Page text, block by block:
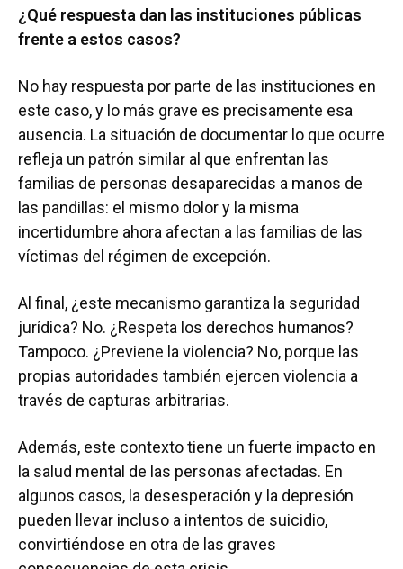
¿Qué respuesta dan las instituciones públicas
frente a estos casos?
No hay respuesta por parte de las instituciones en
este caso, y lo más grave es precisamente esa
ausencia. La situación de documentar lo que ocurre
refleja un patrón similar al que enfrentan las
familias de personas desaparecidas a manos de
las pandillas: el mismo dolor y la misma
incertidumbre ahora afectan a las familias de las
víctimas del régimen de excepción.
Al final, ¿este mecanismo garantiza la seguridad
jurídica? No. ¿Respeta los derechos humanos?
Tampoco. ¿Previene la violencia? No, porque las
propias autoridades también ejercen violencia a
través de capturas arbitrarias.
Además, este contexto tiene un fuerte impacto en
la salud mental de las personas afectadas. En
algunos casos, la desesperación y la depresión
pueden llevar incluso a intentos de suicidio,
convirtiéndose en otra de las graves